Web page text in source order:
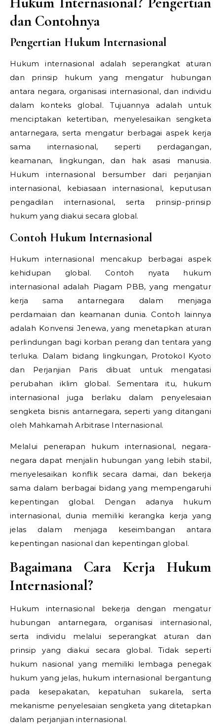
dan Contohnya
Pengertian Hukum Internasional
Hukum internasional adalah seperangkat aturan
dan prinsip hukum yang mengatur hubungan
antara negara, organisasi internasional, dan individu
dalam konteks global. Tujuannya adalah untuk
menciptakan ketertiban, menyelesaikan sengketa
antarnegara, serta mengatur berbagai aspek kerja
sama internasional, seperti perdagangan,
keamanan, lingkungan, dan hak asasi manusia.
Hukum internasional bersumber dari perjanjian
internasional, kebiasaan internasional, keputusan
pengadilan internasional, serta prinsip-prinsip
hukum yang diakui secara global.
Contoh Hukum Internasional
Hukum internasional mencakup berbagai aspek
kehidupan global. Contoh nyata hukum
internasional adalah Piagam PBB, yang mengatur
kerja sama antarnegara dalam menjaga
perdamaian dan keamanan dunia. Contoh lainnya
adalah Konvensi Jenewa, yang menetapkan aturan
perlindungan bagi korban perang dan tentara yang
terluka. Dalam bidang lingkungan, Protokol Kyoto
dan Perjanjian Paris dibuat untuk mengatasi
perubahan iklim global. Sementara itu, hukum
internasional juga berlaku dalam penyelesaian
sengketa bisnis antarnegara, seperti yang ditangani
oleh Mahkamah Arbitrase Internasional.
Melalui penerapan hukum internasional, negara-
negara dapat menjalin hubungan yang lebih stabil,
menyelesaikan konflik secara damai, dan bekerja
sama dalam berbagai bidang yang mempengaruhi
kepentingan global. Dengan adanya hukum
internasional, dunia memiliki kerangka kerja yang
jelas dalam menjaga keseimbangan antara
kepentingan nasional dan kepentingan global.
Bagaimana Cara Kerja Hukum
Internasional?
Hukum internasional bekerja dengan mengatur
hubungan antarnegara, organisasi internasional,
serta individu melalui seperangkat aturan dan
prinsip yang diakui secara global. Tidak seperti
hukum nasional yang memiliki lembaga penegak
hukum yang jelas, hukum internasional bergantung
pada kesepakatan, kepatuhan sukarela, serta
mekanisme penyelesaian sengketa yang ditetapkan
dalam perjanjian internasional.